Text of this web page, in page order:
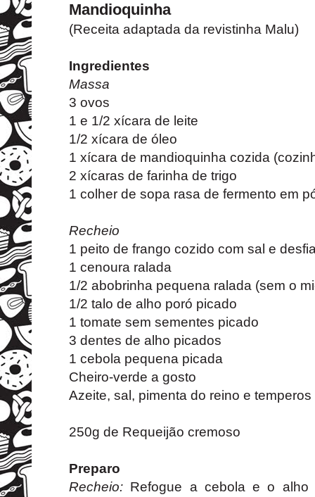
Mandioquinha
(Receita adaptada da revistinha Malu)
Ingredientes
Massa
3 ovos
1 e 1/2 xícara de leite
1/2 xícara de óleo
1 xícara de mandioquinha cozida
2 xícaras de farinha de trigo
1 colher de sopa rasa de fermento em
Recheio
1 peito de frango cozido com sal e
1 cenoura ralada
1/2 abobrinha pequena ralada (sem o
1/2 talo de alho poró picado
1 tomate sem sementes picado
3 dentes de alho picados
1 cebola pequena picada
Cheiro-verde a gosto
Azeite, sal, pimenta do reino e
250g de Requeijão cremoso
Preparo
Recheio: Refogue a cebola e o